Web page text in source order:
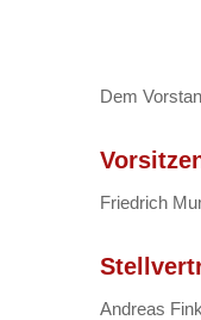
Dem
Friedrich
Andreas